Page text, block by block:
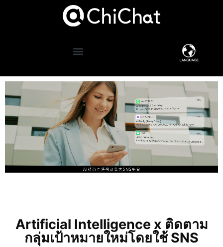
Artificial Intelligence x ติดตาม
กลุ่มเป้าหมายใหม่โดยใช้ SNS